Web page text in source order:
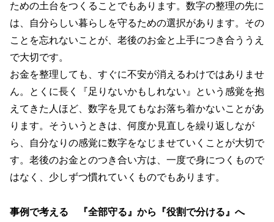
ための土台をつくることでもあります。数字の整理の先に
は、自分らしい暮らしを守るための選択があります。その
ことを忘れないことが、老後のお金と上手につき合ううえ
で大切です。
お金を整理しても、すぐに不安が消えるわけではありませ
ん。とくに長く『足りないかもしれない』という感覚を抱
えてきた人ほど、数字を見てもなお落ち着かないことがあ
ります。そういうときは、何度か見直しを繰り返しなが
ら、自分なりの感覚に数字をなじませていくことが大切で
す。老後のお金とのつき合い方は、一度で身につくもので
はなく、少しずつ慣れていくものでもあります。
事例で考える 『全部守る』から『役割で分ける』へ